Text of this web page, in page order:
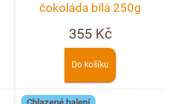
čokoláda bílá 250g
355 Kč
Do košíku